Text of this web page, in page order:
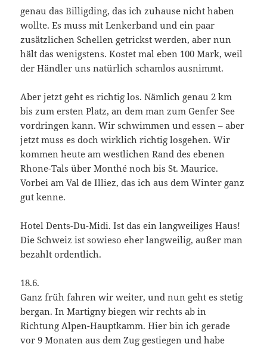
genau das Billigding, das ich zuhause nicht haben
wollte. Es muss mit Lenkerband und ein paar
zusätzlichen Schellen getrickst werden, aber nun
hält das wenigstens. Kostet mal eben 100 Mark, weil
der Händler uns natürlich schamlos ausnimmt.
Aber jetzt geht es richtig los. Nämlich genau 2 km
bis zum ersten Platz, an dem man zum Genfer See
vordringen kann. Wir schwimmen und essen – aber
jetzt muss es doch wirklich richtig losgehen. Wir
kommen heute am westlichen Rand des ebenen
Rhone-Tals über Monthé noch bis St. Maurice.
Vorbei am Val de Illiez, das ich aus dem Winter ganz
gut kenne.
Hotel Dents-Du-Midi. Ist das ein langweiliges Haus!
Die Schweiz ist sowieso eher langweilig, außer man
bezahlt ordentlich.
18.6.
Ganz früh fahren wir weiter, und nun geht es stetig
bergan. In Martigny biegen wir rechts ab in
Richtung Alpen-Hauptkamm. Hier bin ich gerade
vor 9 Monaten aus dem Zug gestiegen und habe